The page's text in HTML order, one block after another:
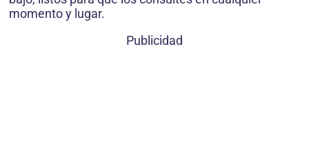
momento y lugar.
Publicidad